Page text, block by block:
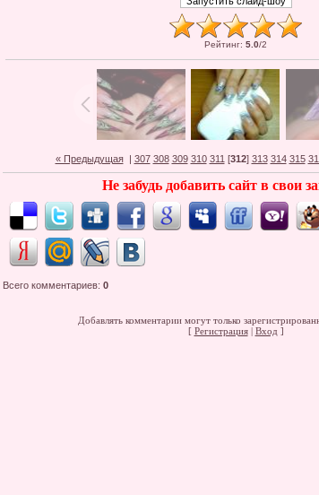
Рейтинг: 5.0/2
« Предыдущая| 307 308 309 310 311 [312] 313 314 315
Не забудь добавить сайт в свои
Всего комментариев: 0
Добавлять комментарии могут только
[ Регистрация| Вход ]